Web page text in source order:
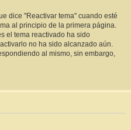
dice "Reactivar tema" cuando esté
al principio de la primera página.
el tema reactivado ha sido
no ha sido alcanzado aún.
al mismo, sin embargo,